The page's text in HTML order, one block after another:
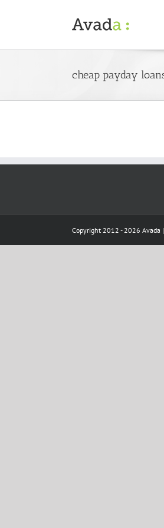
cheap payday
Copyright 2012 - 2026 Avada